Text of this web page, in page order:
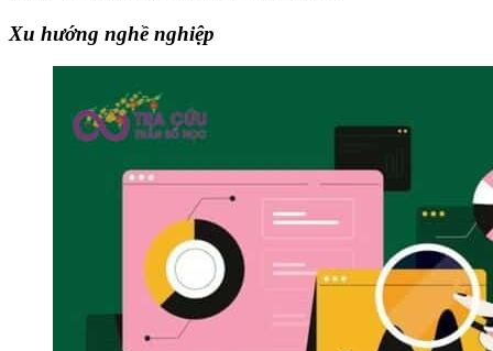
Xu hướng nghề nghiệp